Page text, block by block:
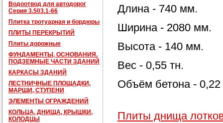
Водоотвод для автодорог
Серия 3.503.1-66
Плитка тротуарная и бордюры
ПЛИТЫ ПЕРЕКРЫТИЙ
Плиты дорожные
ФУНДАМЕНТЫ, ОСНОВАНИЯ,
ПОДЗЕМНЫЕ ЧАСТИ ЗДАНИЙ
КАРКАСЫ ЗДАНИЙ
ЛЕСТНИЧНЫЕ ПЛОЩАДКИ,
МАРШИ, СТУПЕНИ
ЭЛЕМЕНТЫ ОГРАЖДЕНИЙ
КОЛЬЦА, ДНИЩА, КРЫШКИ,
КОЛОДЦЫ
Длина - 740 мм.
Ширина - 2080 мм.
Высота - 140 мм.
Вес - 0,55 тн.
Объём бетона -
Плиты днища